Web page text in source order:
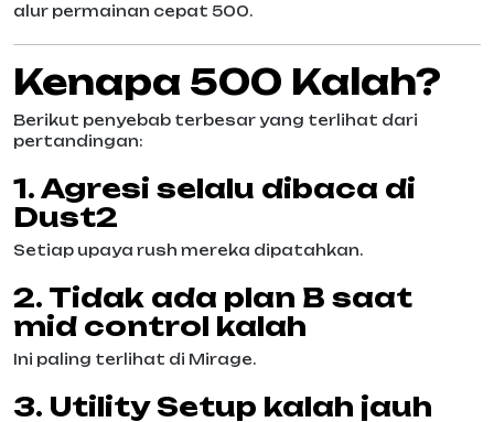
alur permainan cepat 500.
Kenapa 500 Kalah?
Berikut penyebab terbesar yang terlihat dari
pertandingan:
1. Agresi selalu dibaca di
Dust2
Setiap upaya rush mereka dipatahkan.
2. Tidak ada plan B saat
mid control kalah
Ini paling terlihat di Mirage.
3. Utility Setup kalah jauh